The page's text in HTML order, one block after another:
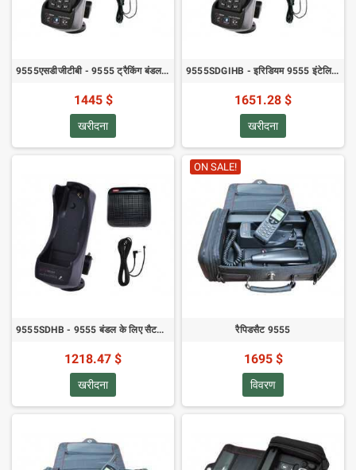
9555एसडीजीटीबी - 9555 ट्रैकिंग बंडल के लिए सैटडॉक क्रैडल
1445 $
खरीदना
9555SDGIHB - इरिडियम 9555 इंटेलिजेंट हैंडसेट बंडल के लिए सैटडॉक क्रैडल
1651.28 $
खरीदना
9555SDHB - 9555 बंडल के लिए सैटडॉक क्रैडल - जब तक स्टॉक है
1218.47 $
खरीदना
ON SALE!
रैपिडसैट 9555
1695 $
विवरण